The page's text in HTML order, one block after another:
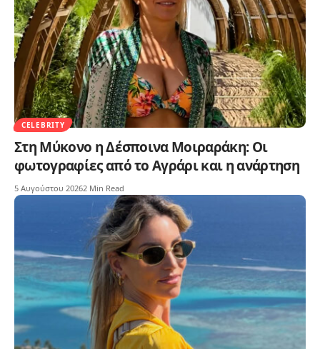
CELEBRITY
Στη Μύκονο η Δέσποινα Μοιραράκη: Οι
φωτογραφίες από το Αγράρι και η ανάρτηση
5 Αυγούστου 20262 Min Read